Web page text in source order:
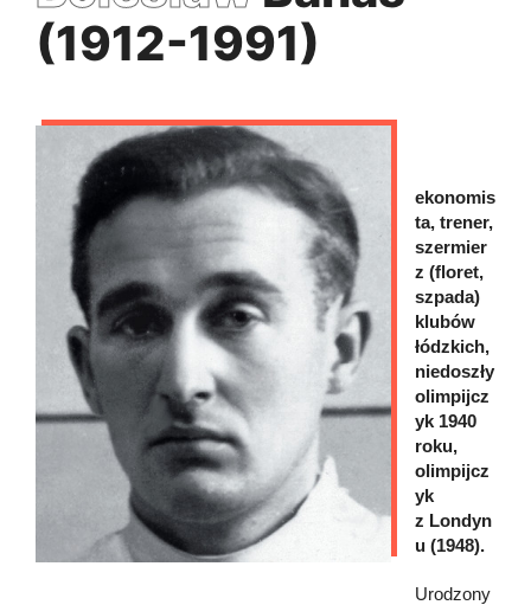
(1912-1991)
ekonomis
ta, trener,
szermier
z (floret,
szpada)
klubów
łódzkich,
niedoszły
olimpijcz
yk 1940
roku,
olimpijcz
yk
z Londyn
u (1948).
Urodzony